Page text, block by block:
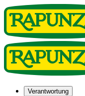
Verantwortung